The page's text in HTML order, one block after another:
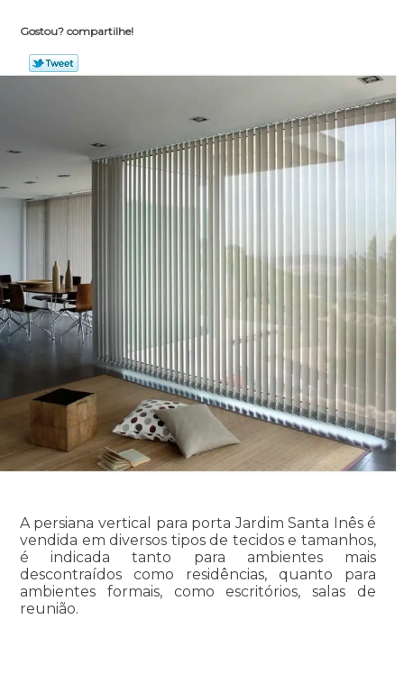
Gostou? compartilhe!
A persiana vertical para porta Jardim Santa Inês é
vendida em diversos tipos de tecidos e tamanhos,
é indicada tanto para ambientes mais
descontraídos como residências, quanto para
ambientes formais, como escritórios, salas de
reunião.